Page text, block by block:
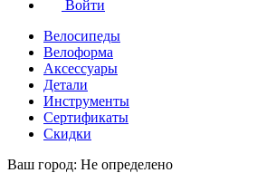
Войти
Велосипеды
Велоформа
Аксессуары
Детали
Инструменты
Сертификаты
Скидки
Ваш город: Не определено